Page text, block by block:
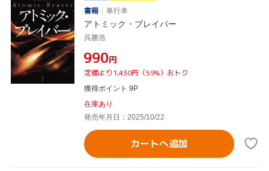
書籍
単行本
アトミック・ブレイバー
呉勝浩
¥990円
定価より1,430円（59%）おトク
獲得ポイント 9P
在庫あり
発売年月日：2025/10/22
カートへ追加